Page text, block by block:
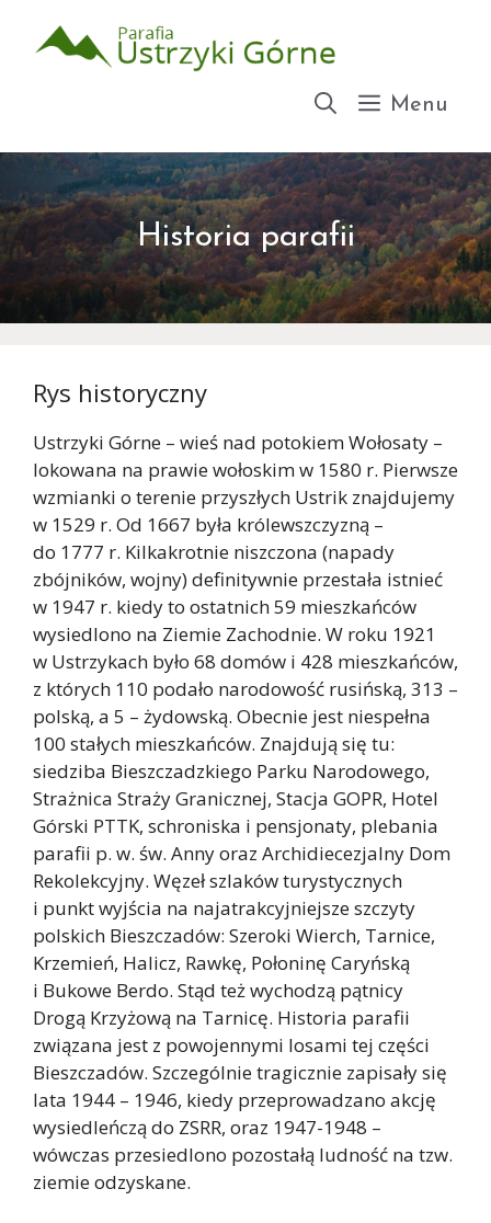
Menu
Historia parafii
Rys historyczny
Ustrzyki Górne – wieś nad potokiem Wołosaty –
lokowana na prawie wołoskim w 1580 r. Pierwsze
wzmianki o terenie przyszłych Ustrik znajdujemy
w 1529 r. Od 1667 była królewszczyzną –
do 1777 r. Kilkakrotnie niszczona (napady
zbójników, wojny) definitywnie przestała istnieć
w 1947 r. kiedy to ostatnich 59 mieszkańców
wysiedlono na Ziemie Zachodnie. W roku 1921
w Ustrzykach było 68 domów i 428 mieszkańców,
z których 110 podało narodowość rusińską, 313 –
polską, a 5 – żydowską. Obecnie jest niespełna
100 stałych mieszkańców. Znajdują się tu:
siedziba Bieszczadzkiego Parku Narodowego,
Strażnica Straży Granicznej, Stacja GOPR, Hotel
Górski PTTK, schroniska i pensjonaty, plebania
parafii p. w. św. Anny oraz Archidiecezjalny Dom
Rekolekcyjny. Węzeł szlaków turystycznych
i punkt wyjścia na najatrakcyjniejsze szczyty
polskich Bieszczadów: Szeroki Wierch, Tarnice,
Krzemień, Halicz, Rawkę, Połoninę Caryńską
i Bukowe Berdo. Stąd też wychodzą pątnicy
Drogą Krzyżową na Tarnicę. Historia parafii
związana jest z powojennymi losami tej części
Bieszczadów. Szczególnie tragicznie zapisały się
lata 1944 – 1946, kiedy przeprowadzano akcję
wysiedleńczą do ZSRR, oraz 1947-1948 –
wówczas przesiedlono pozostałą ludność na tzw.
ziemie odzyskane.